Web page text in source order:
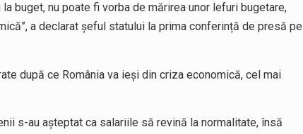
buget, nu poate fi vorba de mărirea unor lefuri bugetare,
a declarat șeful statului la prima conferință de presă pe
după ce România va ieși din criza economică, cel mai
s-au aşteptat ca salariile să revină la normalitate, însă